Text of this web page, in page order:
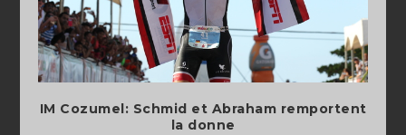
IM Cozumel: Schmid et Abraham remportent
la donne